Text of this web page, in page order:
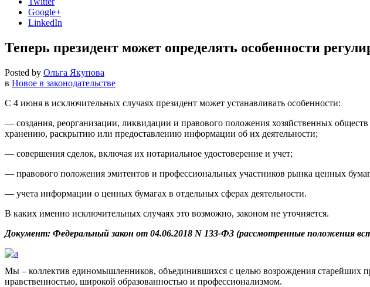
Google+
LinkedIn
Теперь президент может определять особенности
Posted by Ольга Якупова
в Новое в законодательстве
С 4 июня в исключительных случаях президент может устанавливать особенности:
— создания, реорганизации, ликвидации и правового положения хозяйственных
хранению, раскрытию или предоставлению информации об их деятельности;
— совершения сделок, включая их нотариальное удостоверение и учет;
— правового положения эмитентов и профессиональных участников рынка ценных
— учета информации о ценных бумагах в отдельных сферах деятельности.
В каких именно исключительных случаях это возможно, законом не уточняется.
Документ: Федеральный закон от 04.06.2018 N 133-ФЗ (рассмотренные положения
Мы – коллектив единомышленников, объединившихся с целью возрождения старейших
нравственностью, широкой образованностью и профессионализмом.